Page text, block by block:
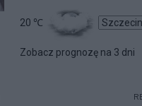
20 ℃
Zobacz prognozę na 3 dni